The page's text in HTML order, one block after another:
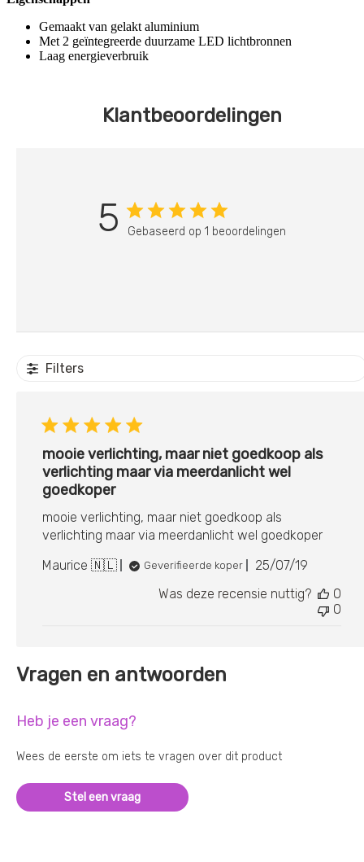
Gemaakt van gelakt aluminium
Met 2 geïntegreerde duurzame LED lichtbronnen
Laag energieverbruik
Klantbeoordelingen
5 Gebaseerd op 1 beoordelingen
Filters
mooie verlichting, maar niet goedkoop als
verlichting maar via meerdanlicht wel
goedkoper
mooie verlichting, maar niet goedkoop als
verlichting maar via meerdanlicht wel goedkoper
Maurice 🇳🇱
Geverifieerde koper
25/07/19
Was deze recensie nuttig?
0
0
Vragen en antwoorden
Heb je een vraag?
Wees de eerste om iets te vragen over dit product
Stel een vraag